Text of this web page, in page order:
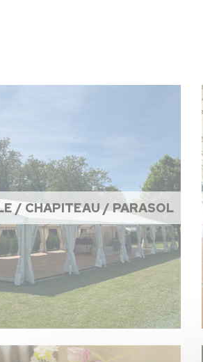
/ CHAPITEAU / PARASOL